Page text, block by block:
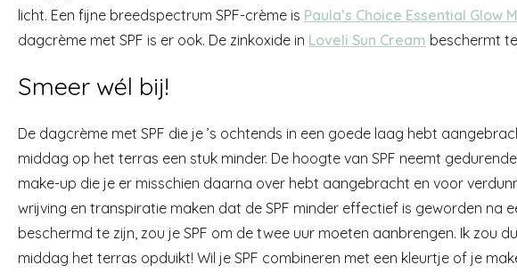
licht. Een fijne breedspectrum SPF-crème is Paula’s Choice Essential Glow
dagcrème met SPF is er ook. De zinkoxide in Loveli Sun Cream beschermt
Smeer wél bij!
De dagcrème met SPF die je ’s ochtends in een goede laag hebt
middag op het terras een stuk minder. De hoogte van SPF neemt
make-up die je er misschien daarna over hebt aangebracht en voor
wrijving en transpiratie maken dat de SPF minder effectief is geworden na
beschermd te zijn, zou je SPF om de twee uur moeten aanbrengen. Ik zou
middag het terras opduikt! Wil je SPF combineren met een kleurtje of je